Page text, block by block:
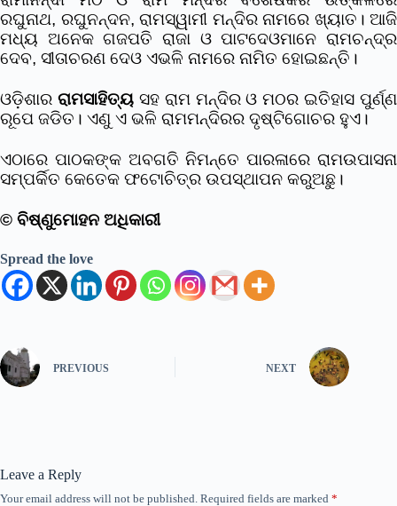
ରଘୁନାଥ, ରଘୁନନ୍ଦନ, ରାମସ୍ୱାମୀ ମନ୍ଦିର ନାମରେ ଖ୍ୟାତ। ଆଜି
ମଧ୍ୟ ଅନେକ ଗଜପତି ରାଜା ଓ ପାଟଦେଓମାନେ ରାମଚନ୍ଦ୍ର
ଦେବ, ସୀତାଚରଣ ଦେଓ ଏଭଳି ନାମରେ ନାମିତ ହୋଇଛନ୍ତି।
ଓଡ଼ିଶାର ରାମସାହିତ୍ୟସହ ରାମ ମନ୍ଦିର ଓ ମଠର ଇତିହାସ ପୁର୍ଣ୍ଣ
ରୂପେ ଜଡିତ। ଏଣୁ ଏ ଭଳି ରାମମନ୍ଦିରର ଦୃଷ୍ଟିଗୋଚର ହୁଏ।
ଏଠାରେ ପାଠକଙ୍କ ଅବଗତି ନିମନ୍ତେ ପାରଳାରେ ରାମଉପାସନା
ସମ୍ପର୍କିତ କେତେକ ଫଟୋଚିତ୍ର ଉପସ୍ଥାପନ କରୁଅଛୁ।
© ବିଷ୍ଣୁମୋହନ ଅଧିକାରୀ
Spread the love
PREVIOUS NEXT
Leave a Reply
Your email address will not be published. Required fields are marked *